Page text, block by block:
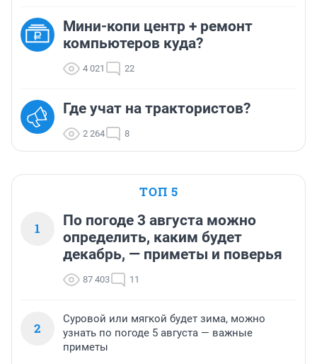
Мини-копи центр + ремонт
компьютеров куда?
4 021 22
Где учат на трактористов?
2 264 8
ТОП 5
1
По погоде 3 августа можно
определить, каким будет
декабрь, — приметы и поверья
87 403 11
2
Суровой или мягкой будет зима, можно
узнать по погоде 5 августа — важные
приметы